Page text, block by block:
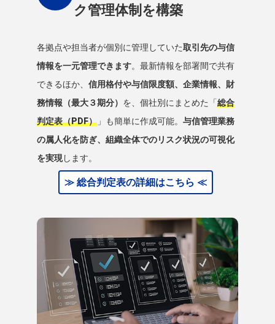
ク管理体制を構築
各拠点や担当者が個別に管理していた取引先の与信
情報を一元管理できます。最新情報を部署間で共有
できるほか、 信用格付や与信限度額、企業情報、財
務情報（最大３期分） を、個社別にまとめた「総合
判定表（PDF） 」も簡単に作成可能。 与信管理業務
の属人化を防ぎ、組織全体でのリスク状況の可視化
を実現します。
≫ 総合判定表の詳細はこちら ≪